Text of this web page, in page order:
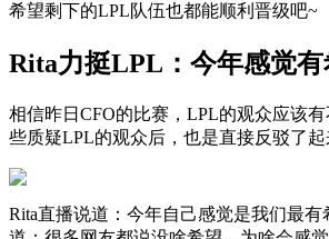
希望剩下的LPL队伍也都能顺利晋级吧~
Rita力挺LPL：今年感觉
相信昨日CFO的比赛，LPL的观众应该
些质疑LPL的观众后，也是直接反驳了起
Rita直播说道：今年自己感觉是我们最